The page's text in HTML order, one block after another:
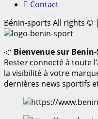
Contact
Bénin-sports All rights © |
📣 Bienvenue sur
Restez connecté à toute
la visibilité à votre
dernières news sportifs